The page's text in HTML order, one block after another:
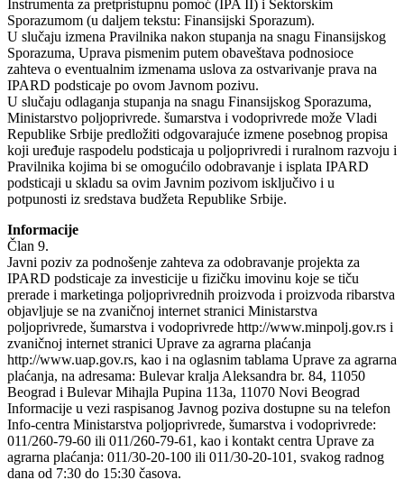
Instrumenta za pretpristupnu pomoć (IPA II) i Sektorskim
Sporazumom (u daljem tekstu: Finansijski Sporazum).
U slučaju izmena Pravilnika nakon stupanja na snagu Finansijskog
Sporazuma, Uprava pismenim putem obaveštava podnosioce
zahteva o eventualnim izmenama uslova za ostvarivanje prava na
IPARD podsticaje po ovom Javnom pozivu.
U slučaju odlaganja stupanja na snagu Finansijskog Sporazuma,
Ministarstvo poljoprivrede. šumarstva i vodoprivrede može Vladi
Republike Srbije predložiti odgovarajuće izmene posebnog propisa
koji uređuje raspodelu podsticaja u poljoprivredi i ruralnom razvoju i
Pravilnika kojima bi se omogućilo odobravanje i isplata IPARD
podsticaji u skladu sa ovim Javnim pozivom isključivo i u
potpunosti iz sredstava budžeta Republike Srbije.
Informacije
Član 9.
Javni poziv za podnošenje zahteva za odobravanje projekta za
IPARD podsticaje za investicije u fizičku imovinu koje se tiču
prerade i marketinga poljoprivrednih proizvoda i proizvoda ribarstva
objavljuje se na zvaničnoj internet stranici Ministarstva
poljoprivrede, šumarstva i vodoprivrede http://www.minpolj.gov.rs i
zvaničnoj internet stranici Uprave za agrarna plaćanja
http://www.uap.gov.rs, kao i na oglasnim tablama Uprave za agrarna
plaćanja, na adresama: Bulevar kralja Aleksandra br. 84, 11050
Beograd i Bulevar Mihajla Pupina 113a, 11070 Novi Beograd
Informacije u vezi raspisanog Javnog poziva dostupne su na telefon
Info-centra Ministarstva poljoprivrede, šumarstva i vodoprivrede:
011/260-79-60 ili 011/260-79-61, kao i kontakt centra Uprave za
agrarna plaćanja: 011/30-20-100 ili 011/30-20-101, svakog radnog
dana od 7:30 do 15:30 časova.